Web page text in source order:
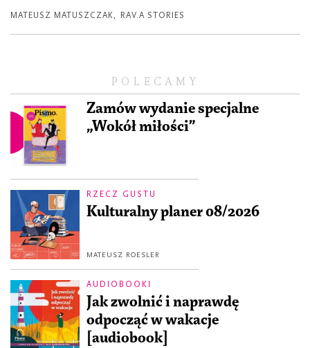
POLECAMY
Zamów wydanie specjalne
„Wokół miłości”
RZECZ GUSTU
Kulturalny planer 08/2026
MATEUSZ ROESLER
AUDIOBOOKI
Jak zwolnić i naprawdę
odpocząć w wakacje
[audiobook]
MATEUSZ MATUSZCZAK, RAV.A STORIES